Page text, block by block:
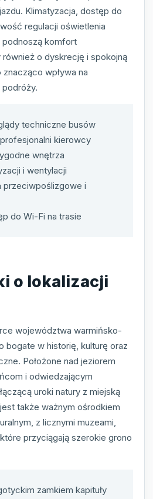
Klimatyzacja, dostęp do
regulacji oświetlenia
komfort
o dyskrecję i spokojną
wpływa na
techniczne busów
kierowcy
wnętrza
i wentylacji
przeciwpoślizgowe i
do Wi-Fi na trasie
o lokalizacji
województwa warmińsko-
bogate w historię, kulturę oraz
Położone nad jeziorem
i odwiedzającym
uroki natury z miejską
także ważnym ośrodkiem
z licznymi muzeami,
przyciągają szerokie grono
zamkiem kapituły